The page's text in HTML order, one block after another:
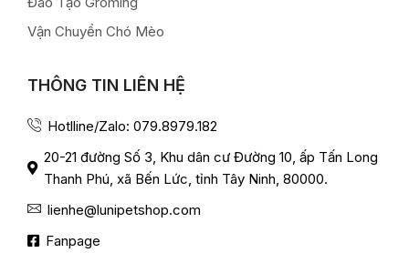
Vận Chuyển Chó Mèo
THÔNG TIN LIÊN HỆ
Hotlline/Zalo: 079.8979.182
20-21 đường Số 3, Khu dân cư Đường 10, ấp Tấn Long
Thanh Phú, xã Bến Lức, tỉnh Tây Ninh, 80000.
lienhe@lunipetshop.com
Fanpage